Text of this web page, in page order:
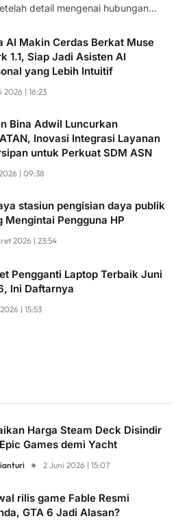
detail mengenai hubungan…
AI Makin Cerdas Berkat Muse
1.1, Siap Jadi Asisten AI
yang Lebih Intuitif
2026 | 16:23
Bina Adwil Luncurkan
Inovasi Integrasi Layanan
untuk Perkuat SDM ASN
| 09:38
stasiun pengisian daya publik
Mengintai Pengguna HP
2026 | 23:54
Pengganti Laptop Terbaik Juni
Ini Daftarnya
| 15:53
Harga Steam Deck Disindir
Games demi Yacht
2 Juni 2026 | 15:07
rilis game Fable Resmi
GTA 6 Jadi Alasan?